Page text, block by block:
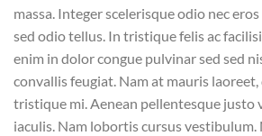
massa. Integer scelerisque odio nec
sed odio tellus. In tristique felis ac
enim in dolor congue pulvinar sed sed
convallis feugiat. Nam at mauris
tristique mi. Aenean pellentesque justo
iaculis. Nam lobortis cursus